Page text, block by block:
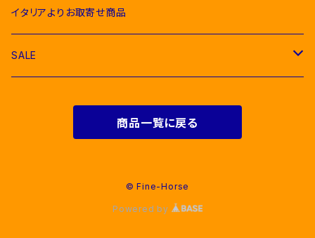
Bomber & Vest（アウター、ベスト）
Bomber & Vest（アウター、ベスト）
Ties（ネクタイ類）
Body Protector（ボディプロテクター）
Belts（ベルト）
Men & Women（大人用）
Foot Wear（乗馬用ブーツ類）
Helmets（乗馬用ヘルメット）
Halter & Lead rope（無口、曳き手）
Rugs & Neck Cover（馬着）
Girth Saver（腹帯）
Protecthions（プロテクター類）
Bags（バッグ類）
Combs and Brushes（ブラシ）
EGO７（エゴセブン）
EQUICOMFORT(エクイコンフォート）
HKM（エイチケーエム）
イタリアよりお取寄せ商品
SALE
Men（男性用衣類）
For Horses(馬具）
商品一覧に戻る
© Fine-Horse
Powered by